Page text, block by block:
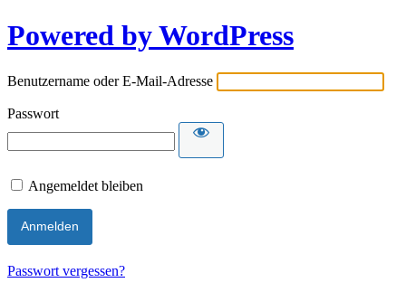
Powered by WordPress
Benutzername oder E-Mail-Adresse
Passwort
Angemeldet bleiben
Passwort vergessen?